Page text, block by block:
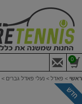
0
ראשי > פאדל > נעלי פאדל גברים >